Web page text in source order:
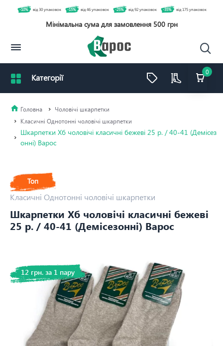
0
-10% від 30 упаковок -15% від 46 упаковок -25% від 92 упаковок -35% від 175 упаковок
Мінімальна сума для замовлення 500 грн
Чоловічі шкарпетки
Класичні Однотонні чоловічі шкарпетки
Шкарпетки Хб чоловічі класичні бежеві 25 р. / 40-41 (Демісез
онні) Варос
Топ
Класичні Однотонні чоловічі шкарпетки
Шкарпетки Хб чоловічі класичні бежеві
25 р. / 40-41 (Демісезонні) Варос
12 грн. за 1 пару